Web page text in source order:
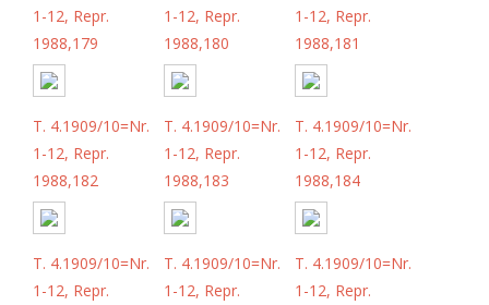
1-12, Repr.
1988,179
1-12, Repr.
1988,180
1-12, Repr.
1988,181
T. 4.1909/10=Nr.
1-12, Repr.
1988,182
T. 4.1909/10=Nr.
1-12, Repr.
1988,183
T. 4.1909/10=Nr.
1-12, Repr.
1988,184
T. 4.1909/10=Nr.
1-12, Repr.
T. 4.1909/10=Nr.
1-12, Repr.
T. 4.1909/10=Nr.
1-12, Repr.